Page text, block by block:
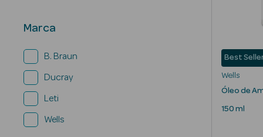
Marca
B. Braun
Ducray
Leti
Wells
Best
Wells
Óleo de
150 ml